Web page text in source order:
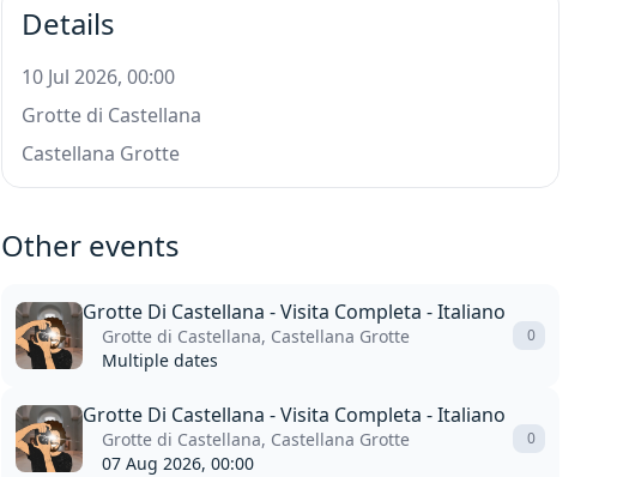
Details
10 Jul 2026, 00:00
Grotte di Castellana
Castellana Grotte
Other events
Grotte Di Castellana - Visita Completa - Italiano
Grotte di Castellana, Castellana Grotte
Multiple dates
0
Grotte Di Castellana - Visita Completa - Italiano
Grotte di Castellana, Castellana Grotte
07 Aug 2026, 00:00
0